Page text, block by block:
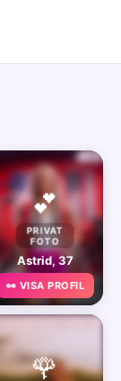
💕
PRIVAT
FOTO
Astrid, 37
👀 VISA PROFIL
🌹